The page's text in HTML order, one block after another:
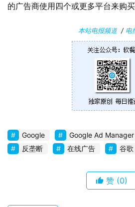
的广告商使用四个或更多平台来购买
本站电报频道/ 电
Google Google Ad Manager
反垄断
在线广告 谷歌
赞 (0)